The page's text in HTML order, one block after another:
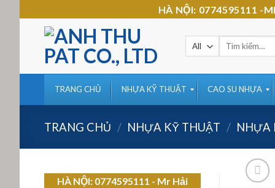
to
content
HÀ NỘI: 0774595111 -
Tìm
TRANG CHỦ NHỰA KỸ THUẬT CAO SU NHỰA
TRANG CHỦ / NHỰA KỸ THUẬT / NHỰA
HÀ NỘI: 0774595111 - Mr Hải